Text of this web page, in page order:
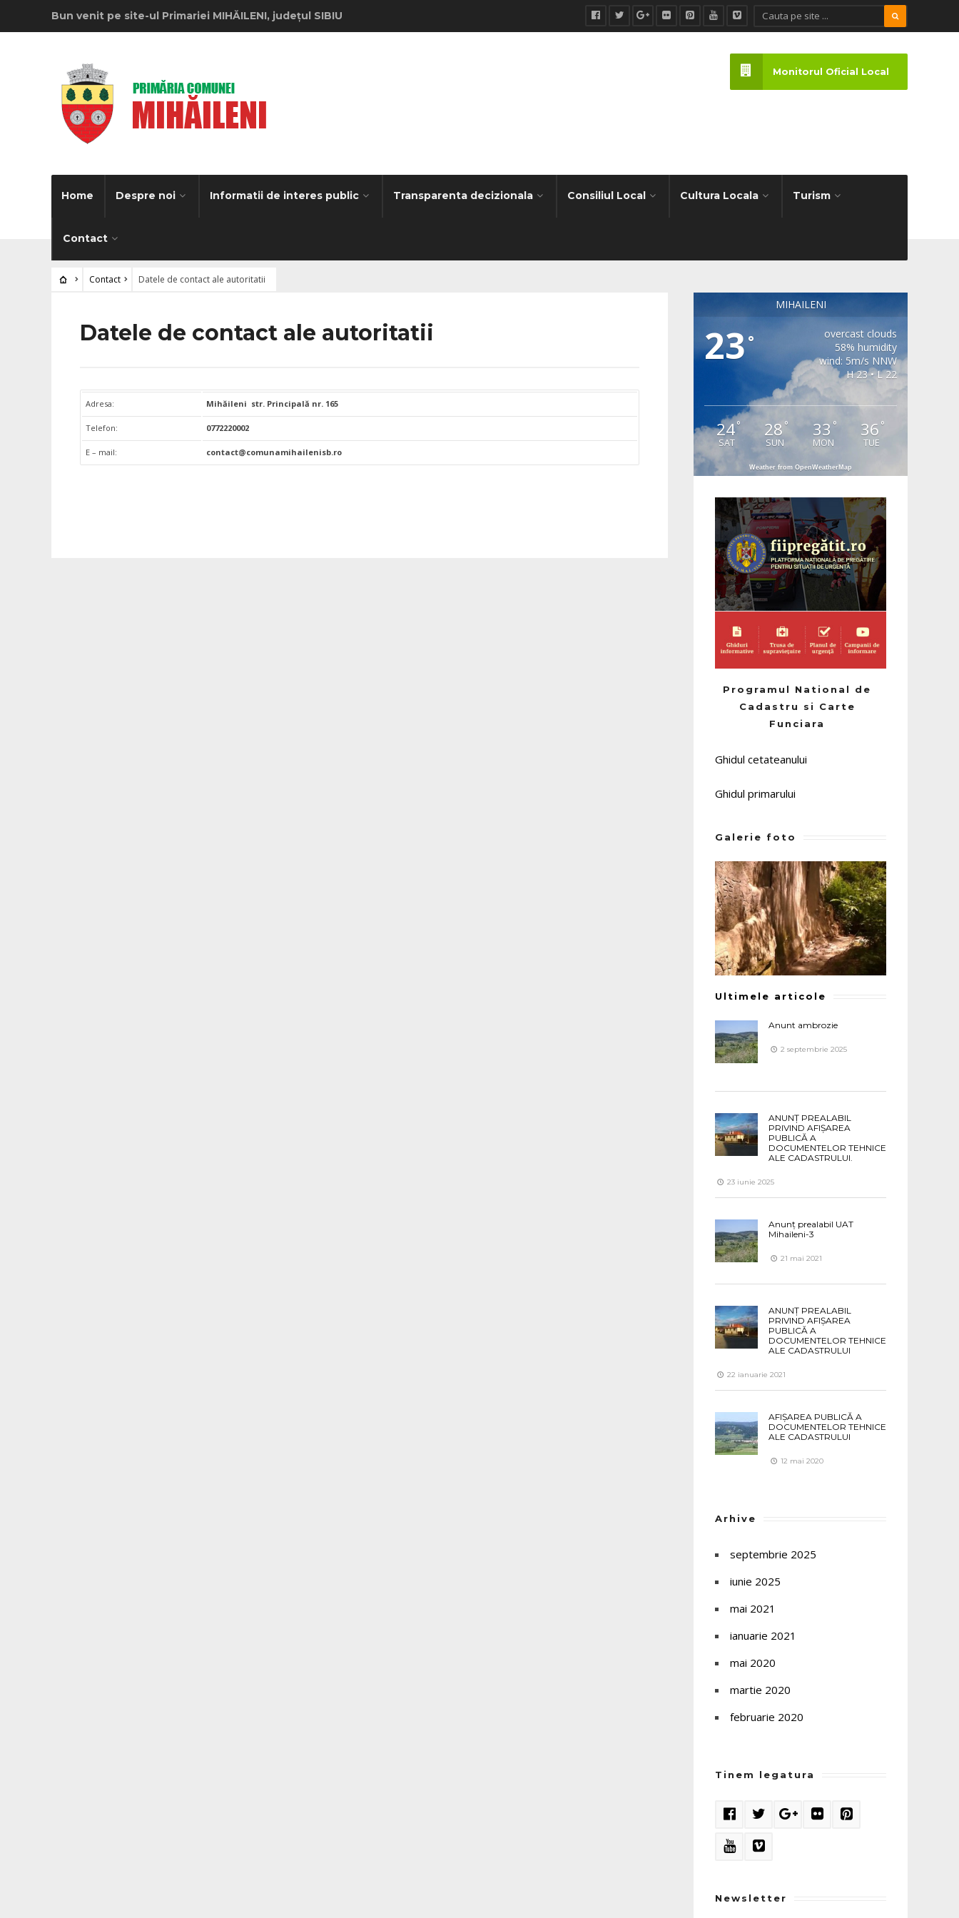
Bun venit pe site-ul Primariei MIHĂILENI, județul SIBIU
Home Despre noi Informatii de interes public Transparenta decizionala Consiliul Local Cultura Locala Turism
Contact
Monitorul Oficial Local
Contact Datele de contact ale autoritatii
Datele de contact ale autoritatii
Adresa: Mihăileni str. Principală nr. 165
Telefon: 0772220002
E – mail: contact@comunamihailenisb.ro
MIHAILENI
23°
overcast clouds
58% humidity
wind: 5m/s NNW
H 23 • L 22
24°
SAT
28 °
SUN
33 °
MON
36 °
TUE
Weather from OpenWeatherMap
Programul National de
Cadastru si Carte
Funciara
Ghidul cetateanului
Ghidul primarului
Galerie foto
Ultimele articole
Anunt ambrozie
2 septembrie 2025
ANUNȚ PREALABIL
PRIVIND AFIȘAREA
PUBLICĂ A
DOCUMENTELOR TEHNICE
ALE CADASTRULUI.
23 iunie 2025
Anunț prealabil UAT
Mihaileni-3
21 mai 2021
ANUNȚ PREALABIL
PRIVIND AFIȘAREA
PUBLICĂ A
DOCUMENTELOR TEHNICE
ALE CADASTRULUI
22 ianuarie 2021
AFIȘAREA PUBLICĂ A
DOCUMENTELOR TEHNICE
ALE CADASTRULUI
12 mai 2020
Arhive
septembrie 2025
iunie 2025
mai 2021
ianuarie 2021
mai 2020
martie 2020
februarie 2020
Tinem legatura
Newsletter